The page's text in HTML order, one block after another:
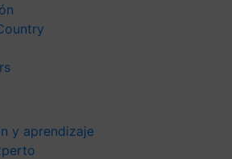
y aprendizaje